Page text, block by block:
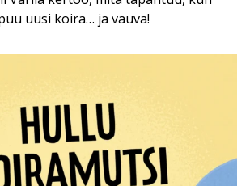
uusi koira… ja vauva!